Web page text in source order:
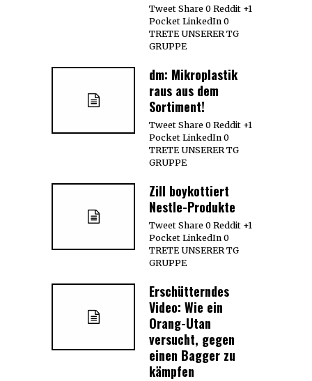
Tweet Share 0 Reddit +1
Pocket LinkedIn 0
TRETE UNSERER TG
GRUPPE
dm: Mikroplastik
raus aus dem
Sortiment!
Tweet Share 0 Reddit +1
Pocket LinkedIn 0
TRETE UNSERER TG
GRUPPE
Zill boykottiert
Nestle-Produkte
Tweet Share 0 Reddit +1
Pocket LinkedIn 0
TRETE UNSERER TG
GRUPPE
Erschütterndes
Video: Wie ein
Orang-Utan
versucht, gegen
einen Bagger zu
kämpfen